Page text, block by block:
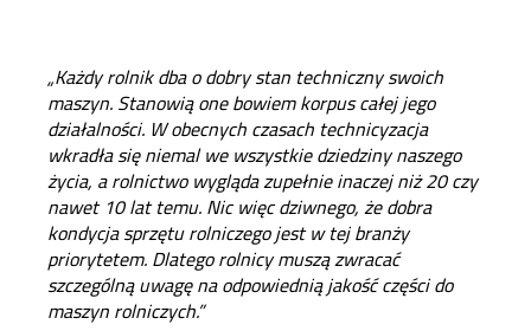
„Każdy rolnik dba o dobry stan techniczny swoich
maszyn. Stanowią one bowiem korpus całej jego
działalności. W obecnych czasach technicyzacja
wkradła się niemal we wszystkie dziedziny naszego
życia, a rolnictwo wygląda zupełnie inaczej niż 20 czy
nawet 10 lat temu. Nic więc dziwnego, że dobra
kondycja sprzętu rolniczego jest w tej branży
priorytetem. Dlatego rolnicy muszą zwracać
szczególną uwagę na odpowiednią jakość części do
maszyn rolniczych.”